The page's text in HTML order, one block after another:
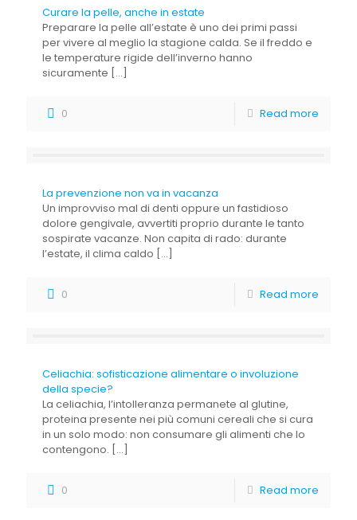
Curare la pelle, anche in estate
Preparare la pelle all’estate è uno dei primi passi
per vivere al meglio la stagione calda. Se il freddo e
le temperature rigide dell’inverno hanno
sicuramente […]
0 Read more
La prevenzione non va in vacanza
Un improvviso mal di denti oppure un fastidioso
dolore gengivale, avvertiti proprio durante le tanto
sospirate vacanze. Non capita di rado: durante
l’estate, il clima caldo […]
0 Read more
Celiachia: sofisticazione alimentare o involuzione
della specie?
La celiachia, l’intolleranza permanete al glutine,
proteina presente nei più comuni cereali che si cura
in un solo modo: non consumare gli alimenti che lo
contengono. […]
0 Read more